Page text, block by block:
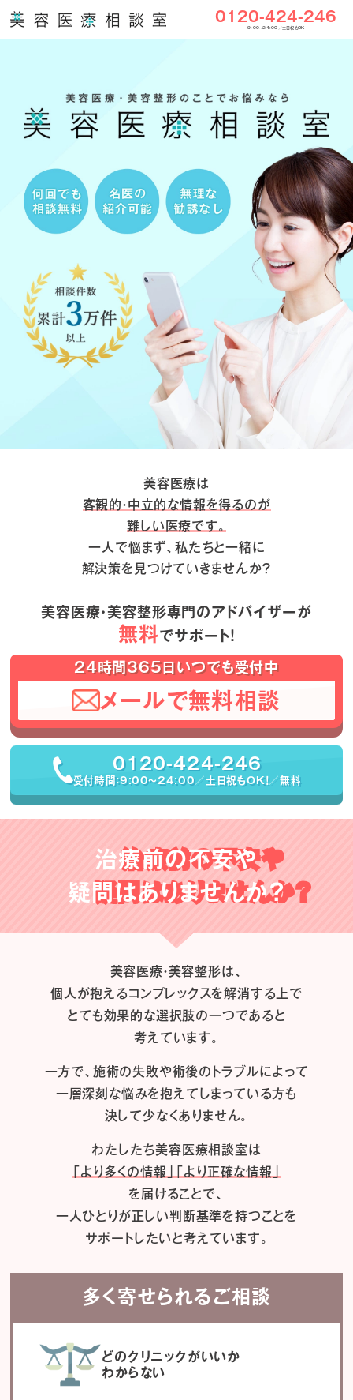
0120-424-246
9:00〜24:00／土日祝もOK
美容医療は
客観的・中立的な情報を得るのが
難しい医療です。
一人で悩まず、私たちと一緒に
解決策を見つけていきませんか？
美容医療・美容整形専門のアドバイザーが
無料でサポート！
24時間365日いつでも受付中
メールで無料相談
0120-424-246
受付時間：9:00〜24:00／土日祝もOK！／無料
治療前の不安や
疑問はありませんか？
美容医療・美容整形は、
個人が抱えるコンプレックスを解消する上で
とても効果的な選択肢の一つであると
考えています。
一方で、施術の失敗や術後のトラブルによって
一層深刻な悩みを抱えてしまっている方も
決して少なくありません。
わたしたち美容医療相談室は
「より多くの情報」「より正確な情報」
を届けることで、
一人ひとりが正しい判断基準を持つことを
サポートしたいと考えています。
多く寄せられるご相談
どのクリニックがいいか
わからない